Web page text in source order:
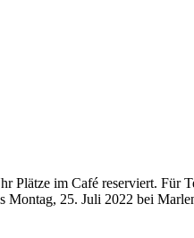
Plätze im Café reserviert. Für
Montag, 25. Juli 2022 bei